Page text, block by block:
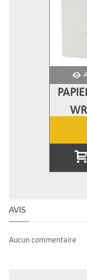
AVIS
Aucun commentaire